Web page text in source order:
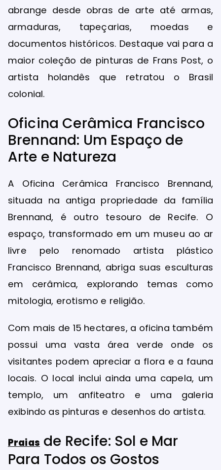
abrange desde obras de arte até armas,
armaduras, tapeçarias, moedas e
documentos históricos. Destaque vai para a
maior coleção de pinturas de Frans Post, o
artista holandês que retratou o Brasil
colonial.
Oficina Cerâmica Francisco
Brennand: Um Espaço de
Arte e Natureza
A Oficina Cerâmica Francisco Brennand,
situada na antiga propriedade da família
Brennand, é outro tesouro de Recife. O
espaço, transformado em um museu ao ar
livre pelo renomado artista plástico
Francisco Brennand, abriga suas esculturas
em cerâmica, explorando temas como
mitologia, erotismo e religião.
Com mais de 15 hectares, a oficina também
possui uma vasta área verde onde os
visitantes podem apreciar a flora e a fauna
locais. O local inclui ainda uma capela, um
templo, um anfiteatro e uma galeria
exibindo as pinturas e desenhos do artista.
Praiasde Recife: Sol e Mar
Para Todos os Gostos